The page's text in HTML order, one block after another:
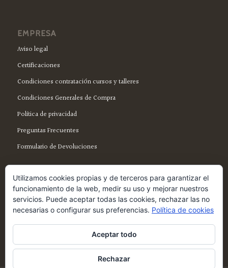
EMPRESA
Aviso legal
Certificaciones
Condiciones contratación cursos y talleres
Condiciones Generales de Compra
Política de privacidad
Preguntas Frecuentes
Formulario de Devoluciones
SÍGUENOS EN FACEBOOK
Utilizamos cookies propias y de terceros para garantizar el
funcionamiento de la web, medir su uso y mejorar nuestros
servicios. Puede aceptar todas las cookies, rechazar las no
necesarias o configurar sus preferencias. Política de cookies
Aceptar todo
Rechazar